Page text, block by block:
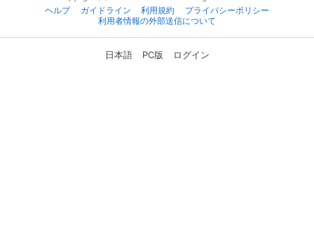
ヘルプ
ガイドライン 利用規約
プライバシーポリシー
利用者情報の外部送信について
日本語 PC版 ログイン